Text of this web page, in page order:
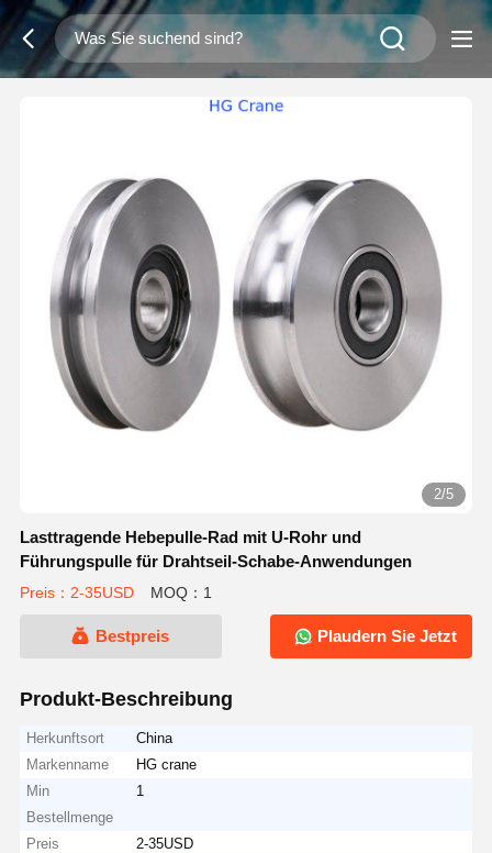
2/5
Lasttragende Hebepulle-Rad mit U-Rohr und
Führungspulle für Drahtseil-Schabe-Anwendungen
Preis：2-35USD MOQ：1
Bestpreis Plaudern Sie Jetzt
Produkt-Beschreibung
Herkunftsort
China
Markenname
HG crane
Min
Bestellmenge
1
Preis
2-35USD